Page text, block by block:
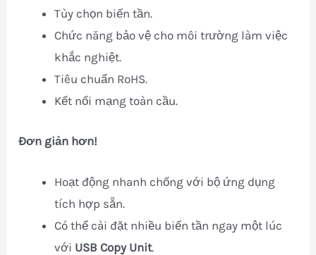
Tùy chọn biến tần.
Chức năng bảo vệ cho môi trường làm việc
khắc nghiệt.
Tiêu chuẩn RoHS.
Kết nối mạng toàn cầu.
Đơn giản hơn!
Hoạt động nhanh chống với bộ ứng dụng
tích hợp sẵn.
Có thể cài đặt nhiều biến tần ngay một lúc
với USB Copy Unit.